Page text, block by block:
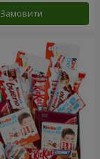
Замовити